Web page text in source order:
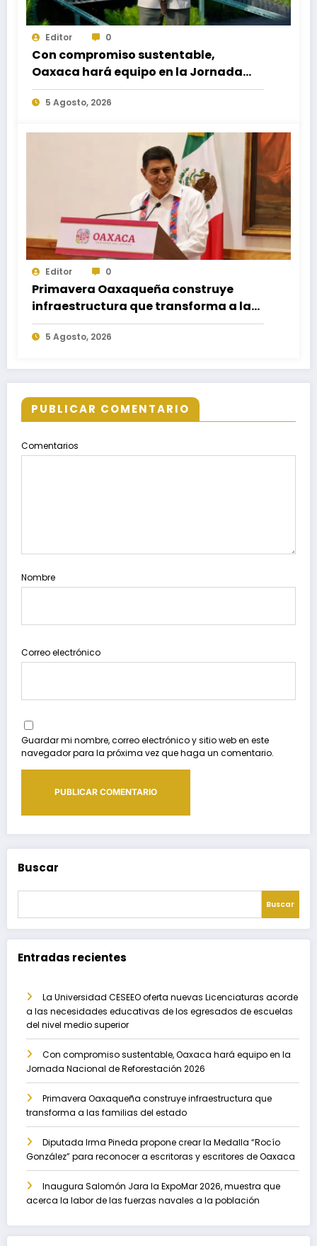
Editor 0
Con compromiso sustentable,
Oaxaca hará equipo en la Jornada
Nacional de Reforestación 2026
5 Agosto, 2026
Editor 0
Primavera Oaxaqueña construye
infraestructura que transforma a las
familias del estado
5 Agosto, 2026
PUBLICAR COMENTARIO
Comentarios
Nombre
Correo electrónico
Guardar mi nombre, correo electrónico y sitio web en este
navegador para la próxima vez que haga un comentario.
Buscar
Buscar
Entradas recientes
La Universidad CESEEO oferta nuevas Licenciaturas acorde
a las necesidades educativas de los egresados de escuelas
del nivel medio superior
Con compromiso sustentable, Oaxaca hará equipo en la
Jornada Nacional de Reforestación 2026
Primavera Oaxaqueña construye infraestructura que
transforma a las familias del estado
Diputada Irma Pineda propone crear la Medalla “Rocío
González” para reconocer a escritoras y escritores de Oaxaca
Inaugura Salomón Jara la ExpoMar 2026, muestra que
acerca la labor de las fuerzas navales a la población